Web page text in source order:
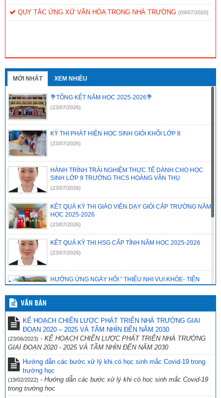
QUY TẮC ỨNG XỬ VĂN HÓA TRONG NHÀ TRƯỜNG (09/07/2020)
MỚI NHẤT XEM NHIỀU
💐TỔNG KẾT NĂM HỌC 2025-2026💐
(23/07/2026)
KỲ THI PHÁT HIỆN HỌC SINH GIỎI KHỐI LỚP 8
(23/07/2026)
HÀNH TRÌNH TRẢI NGHIỆM THỰC TẾ DÀNH CHO HỌC
SINH LỚP 9 TRƯỜNG THCS HOÀNG VĂN THỤ
(23/07/2026)
KẾT QUẢ KỲ THI GIÁO VIÊN DẠY GIỎI CẤP TRƯỜNG NĂM
HỌC 2025-2026
(23/07/2026)
KẾT QUẢ KỲ THI HSG CẤP TỈNH NĂM HỌC 2025-2026
(23/07/2026)
HƯỞNG ỨNG NGÀY HỘI ” THIẾU NHI VUI KHỎE- TIẾN
BƯỚC LÊN ĐOÀN”
(23/07/2026)
CHƯƠNG TRÌNH SINH HOẠT CHUYÊN ĐỀ EM YÊU KHOA
HỌC TỰ NHIÊN
(23/07/2026)
TRƯỜNG HOÀNG VĂN THỤ.
(23/07/2026)
VĂN BẢN
KẾ HOẠCH CHIẾN LƯỢC PHÁT TRIỂN NHÀ TRƯỜNG GIAI
ĐOẠN 2020 – 2025 VÀ TẦM NHÌN ĐẾN NĂM 2030
(23/06/2023) - KẾ HOẠCH CHIẾN LƯỢC PHÁT TRIỂN NHÀ TRƯỜNG
GIAI ĐOẠN 2020 - 2025 VÀ TẦM NHÌN ĐẾN NĂM 2030
Hướng dẫn các bước xử lý khi có học sinh mắc Covid-19 trong
trường học
(19/02/2022) - Hướng dẫn các bước xử lý khi có học sinh mắc Covid-19
trong trường học